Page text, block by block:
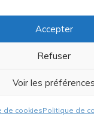
Accepter
Refuser
Voir les préférences
de cookiesPolitique de
sur des titres
Radeon RX
ou
un petit